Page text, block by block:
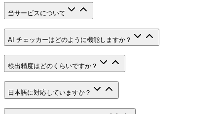
当サービスについて
AI チェッカーはどのように機能しますか？
検出精度はどのくらいですか？
日本語に対応していますか？